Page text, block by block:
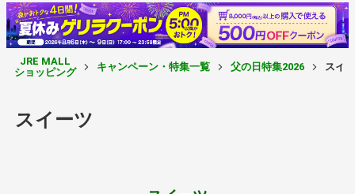
JRE MALL
ショッピング
キャンペーン・特集一覧 父の日特集2026 スイ
スイーツ